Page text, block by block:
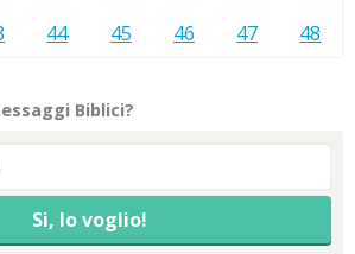
44 45 46 47 48
Biblici?